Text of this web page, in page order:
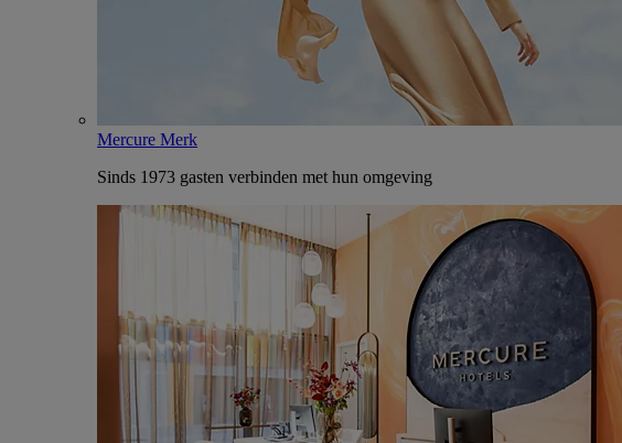
Mercure Merk
Sinds 1973 gasten verbinden met hun omgeving